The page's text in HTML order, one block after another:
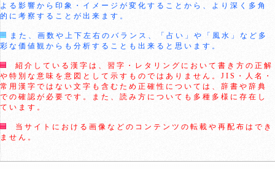
よる影響から印象・イメージが変化することから、より深く多角
的に考察することが出来ます。
また、画数や上下左右のバランス、「占い」や「風水」など多
彩な価値観からも分析することも出来ると思います。
紹介している漢字は、習字・レタリングにおいて書き方の正解
や特別な意味を意図として示すものではありません。JIS・人名・
常用漢字ではない文字も含むため正確性については、辞書や辞典
での確認が必要です。また、読み方についても多種多様に存在し
ています。
当サイトにおける画像などのコンテンツの転載や再配布はでき
ません。